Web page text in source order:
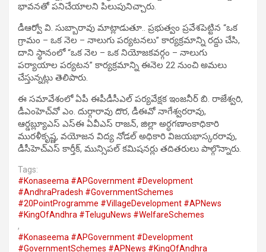
భావనతో పనిచేయాలని పిలుపునిచ్చారు.
డీఆర్వో వి. సుబ్బారావు మాట్లాడుతూ.. ప్రభుత్వం ప్రవేశపెట్టిన “ఒక
గ్రామం – ఒక నెల – నాలుగు పర్యటనలు” కార్యక్రమాన్ని రద్దు చేసి,
దాని స్థానంలో “ఒక నెల – ఒక నియోజకవర్గం – నాలుగు
పర్యాయాల పర్యటన” కార్యక్రమాన్ని ఈనెల 22 నుంచి అమలు
చేస్తున్నట్లు తెలిపారు.
ఈ సమావేశంలో ఏపీ ఈపీడీసీఎల్ పర్యవేక్షక ఇంజనీర్ బి. రాజేశ్వరి,
డీఎంహెచ్‌వో ఎం. దుర్గారావు దొర, డీఈవో నాగేశ్వరరావు,
ఆర్డబ్ల్యూఎస్ ఎస్‌ఈ ఏవీఎస్ రాజన్, జిల్లా అర్ధగణాంకాధికారి
మురళీకృష్ణ, వయోజన విద్య నోడల్ అధికారి విజయభాస్కరరావు,
డీసీహెచ్ఎస్ కార్తీక్, మున్సిపల్ కమిషనర్లు తదితరులు పాల్గొన్నారు.
Tags:
#Konaseema #APGovernment #Development
#AndhraPradesh #GovernmentSchemes
#20PointProgramme #VillageDevelopment #APNews
#KingOfAndhra #TeluguNews #WelfareSchemes
,
#Konaseema #APGovernment #Development
#GovernmentSchemes #APNews #KingOfAndhra